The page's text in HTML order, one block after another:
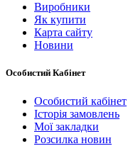
Виробники
Як купити
Карта сайту
Новини
Особистий Кабінет
Особистий кабінет
Історія замовлень
Мої закладки
Розсилка новин